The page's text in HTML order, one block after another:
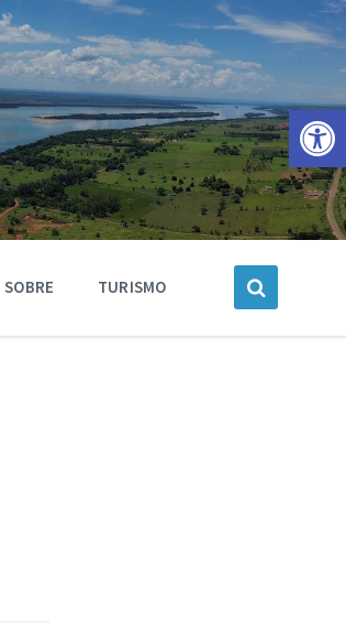
Barra de Ferramentas Aberta
SOBRE TURISMO